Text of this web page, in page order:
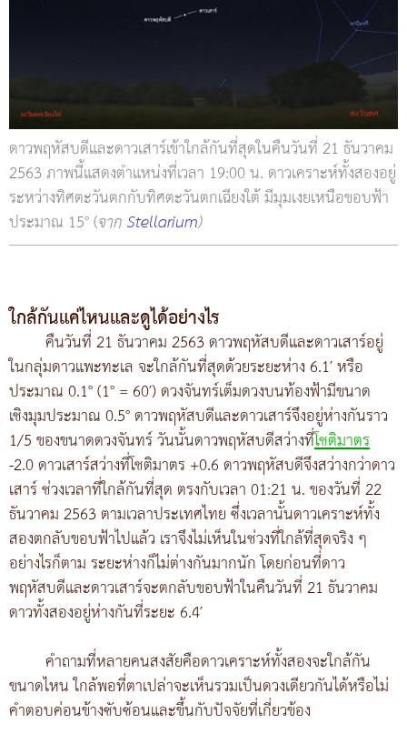
ดาวพฤหัสบดีและดาวเสาร์เข้าใกล้กันที่สุดในคืนวันที่ 21 ธันวาคม
2563 ภาพนี้แสดงตำแหน่งที่เวลา 19:00 น. ดาวเคราะห์ทั้งสองอยู่
ระหว่างทิศตะวันตกกับทิศตะวันตกเฉียงใต้ มีมุมเงยเหนือขอบฟ้า
ประมาณ 15° (จากStellarium)
ใกล้กันแค่ไหนและดูได้อย่างไร
คืนวันที่ 21 ธันวาคม 2563 ดาวพฤหัสบดีและดาวเสาร์อยู่
ในกลุ่มดาวแพะทะเล จะใกล้กันที่สุดด้วยระยะห่าง 6.1′ หรือ
ประมาณ 0.1° (1° = 60′) ดวงจันทร์เต็มดวงบนท้องฟ้ามีขนาด
เชิงมุมประมาณ 0.5° ดาวพฤหัสบดีและดาวเสาร์จึงอยู่ห่างกันราว
1/5 ของขนาดดวงจันทร์ วันนั้นดาวพฤหัสบดีสว่างที่โชติมาตร
-2.0 ดาวเสาร์สว่างที่โชติมาตร +0.6 ดาวพฤหัสบดีจึงสว่างกว่าดาว
เสาร์ ช่วงเวลาที่ใกล้กันที่สุด ตรงกับเวลา 01:21 น. ของวันที่ 22
ธันวาคม 2563 ตามเวลาประเทศไทย ซึ่งเวลานั้นดาวเคราะห์ทั้ง
สองตกลับขอบฟ้าไปแล้ว เราจึงไม่เห็นในช่วงที่ใกล้ที่สุดจริง ๆ
อย่างไรก็ตาม ระยะห่างก็ไม่ต่างกันมากนัก โดยก่อนที่ดาว
พฤหัสบดีและดาวเสาร์จะตกลับขอบฟ้าในคืนวันที่ 21 ธันวาคม
ดาวทั้งสองอยู่ห่างกันที่ระยะ 6.4′
คำถามที่หลายคนสงสัยคือดาวเคราะห์ทั้งสองจะใกล้กัน
ขนาดไหน ใกล้พอที่ตาเปล่าจะเห็นรวมเป็นดวงเดียวกันได้หรือไม่
คำตอบค่อนข้างซับซ้อนและขึ้นกับปัจจัยที่เกี่ยวข้อง